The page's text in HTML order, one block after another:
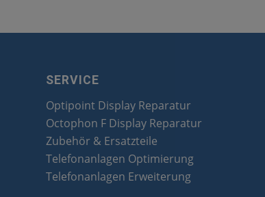
SERVICE
Optipoint Display Reparatur
Octophon F Display Reparatur
Zubehör & Ersatzteile
Telefonanlagen Optimierung
Telefonanlagen Erweiterung